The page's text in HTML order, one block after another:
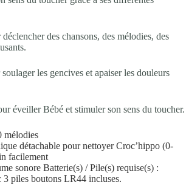
des chansons, des mélodies, des
les gencives et apaiser les douleurs
éveiller Bébé et stimuler son sens du toucher.
mélodies
détachable pour nettoyer Croc’hippo (0-
facilement
sonore Batterie(s) / Pile(s) requise(s) :
3 piles boutons LR44 incluses.